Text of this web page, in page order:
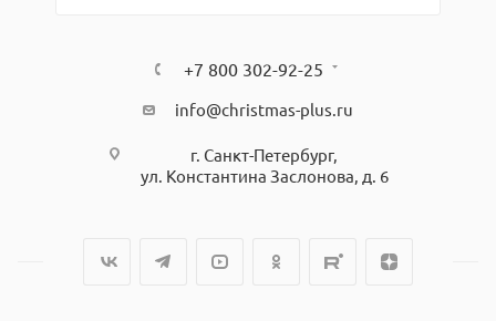
+7 800 302-92-25
info@christmas-plus.ru
г. Санкт-Петербург,
ул. Константина Заслонова, д. 6